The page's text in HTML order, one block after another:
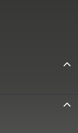
Link)
Tab (externer Link)
– öffnet in neuem Tab
Tab (externer Link)